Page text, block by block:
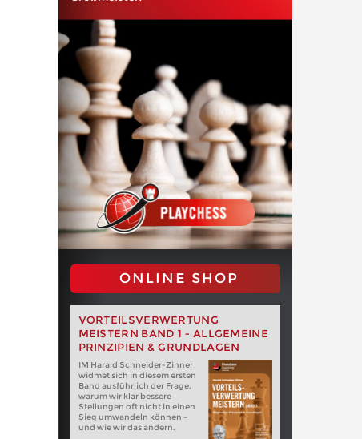
ONLINE SHOP
VORTEILSVERWERTUNG
MEISTERN BAND 1 - ALLGEMEINE
PRINZIPIEN & GRUNDLAGEN
IM Harald Schneider-Zinner
widmet sich in diesem ersten
Band ausführlich der Frage,
warum wir klar bessere
Stellungen oft nicht in einen
Sieg umwandeln können –
und wie wir das ändern.